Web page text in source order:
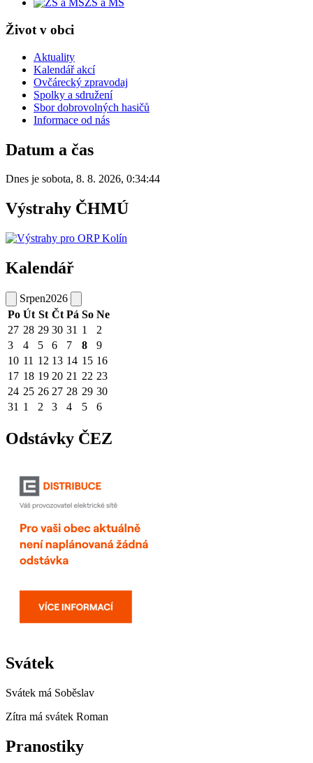
ZŠ a MŠ
Život v obci
Aktuality
Kalendář akcí
Ovčárecký zpravodaj
Spolky a sdružení
Sbor dobrovolných hasičů
Informace od nás
Datum a čas
Dnes je sobota, 8. 8. 2026, 0:34:44
Výstrahy ČHMÚ
Kalendář
Srpen2026
Po Út St Čt Pá So Ne
27 28 29 30 31 1
2
3
4 5 6 7 8
9
10 11 12 13 14 15 16
17 18 19 20 21 22 23
24 25 26 27 28 29 30
31 1 2 3 4 5 6
Odstávky ČEZ
Svátek
Svátek má Soběslav
Zítra má svátek Roman
Pranostiky